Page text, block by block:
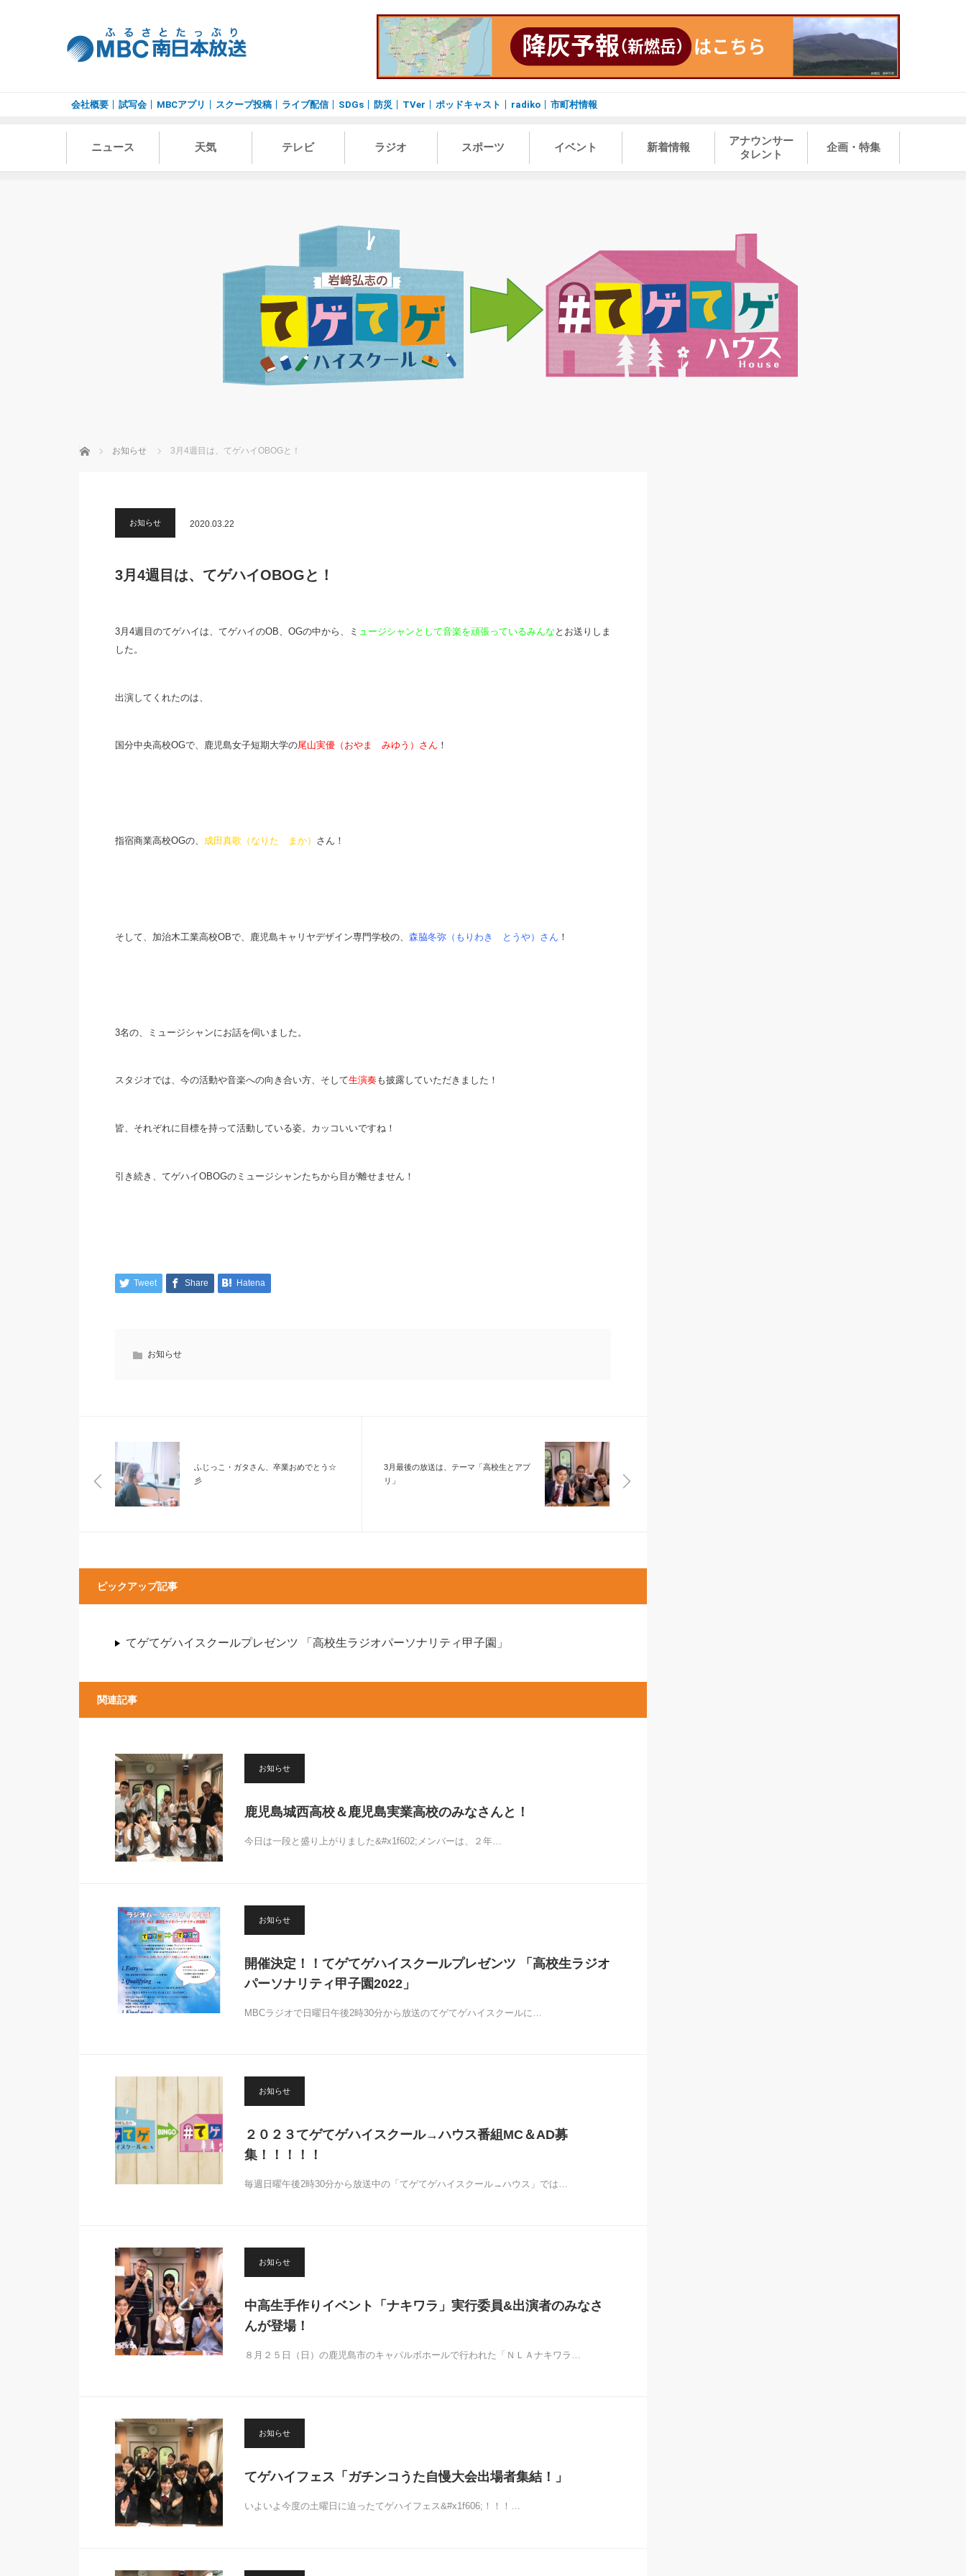
会社概要 試写会 MBCアプリ スクープ投稿 ライブ配信 SDGs 防災 TVer ポッドキャスト radiko 市町村情報
ニュース 天気 テレビ ラジオ スポーツ イベント 新着情報
アナウンサー
タレント
企画・特集
ホーム お知らせ 3月4週目は、てゲハイOBOGと！
お知らせ 2020.03.22
3月4週目は、てゲハイOBOGと！
3月4週目のてゲハイは、てゲハイのOB、OGの中から、ミ ュージシャンとして音楽を頑張っているみんな とお送りしま
した。
出演してくれたのは、
国分中央高校OGで、鹿児島女子短期大学の尾山実優（おやま みゆう）さん ！
指宿商業高校OGの、 成田真歌（なりた まか） さん！
そして、加治木工業高校OBで、鹿児島キャリヤデザイン専門学校の、 森脇冬弥（もりわき とうや）さん ！
3名の、ミュージシャンにお話を伺いました。
スタジオでは、今の活動や音楽への向き合い方、そして生演奏も披露していただきました！
皆、それぞれに目標を持って活動している姿。カッコいいですね！
引き続き、てゲハイOBOGのミュージシャンたちから目が離せません！
Tweet Share Hatena
お知らせ
ふじっこ・ガタさん、卒業おめでとう☆
彡
3月最後の放送は、テーマ「高校生とアプ
リ」
ピックアップ記事
てゲてゲハイスクールプレゼンツ 「高校生ラジオパーソナリティ甲子園」
関連記事
お知らせ
鹿児島城西高校＆鹿児島実業高校のみなさんと！
今日は一段と盛り上がりました&#x1f602;メンバーは、２年…
お知らせ
開催決定！！てゲてゲハイスクールプレゼンツ 「高校生ラジオ
パーソナリティ甲子園2022」
MBCラジオで日曜日午後2時30分から放送のてゲてゲハイスクールに…
お知らせ
２０２３てゲてゲハイスクール→ハウス番組MC＆AD募
集！！！！！
毎週日曜午後2時30分から放送中の「てゲてゲハイスクール→ハウス」では…
お知らせ
中高生手作りイベント「ナキワラ」実行委員&出演者のみなさ
んが登場！
８月２５日（日）の鹿児島市のキャパルボホールで行われた「ＮＬＡナキワラ…
お知らせ
てゲハイフェス「ガチンコうた自慢大会出場者集結！」
いよいよ今度の土曜日に迫ったてゲハイフェス&#x1f606;！！！…